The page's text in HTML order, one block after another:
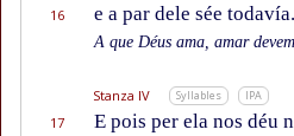
16
e a par dele sée todavía.
A que Déus ama, amar
Stanza IV Syllables IPA
17 E pois per ela nos déu